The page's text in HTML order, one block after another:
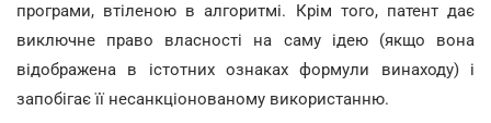
програми, втіленою в алгоритмі. Крім того, патент дає
виключне право власності на саму ідею (якщо вона
відображена в істотних ознаках формули винаходу) і
запобігає її несанкціонованому використанню.